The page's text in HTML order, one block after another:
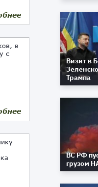
в
с
Визит в
Трампа
ВС РФ
грузом